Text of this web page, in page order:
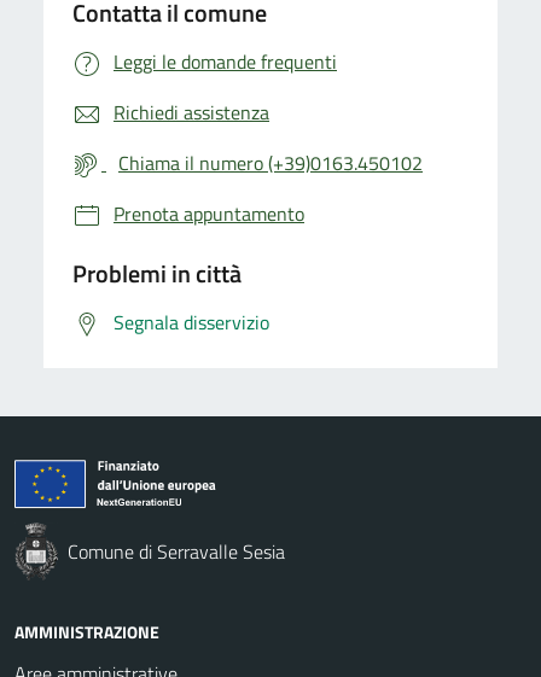
Contatta il comune
Leggi le domande frequenti
Richiedi assistenza
Chiama il numero (+39)0163.450102
Prenota appuntamento
Problemi in città
Segnala disservizio
Comune di Serravalle Sesia
AMMINISTRAZIONE